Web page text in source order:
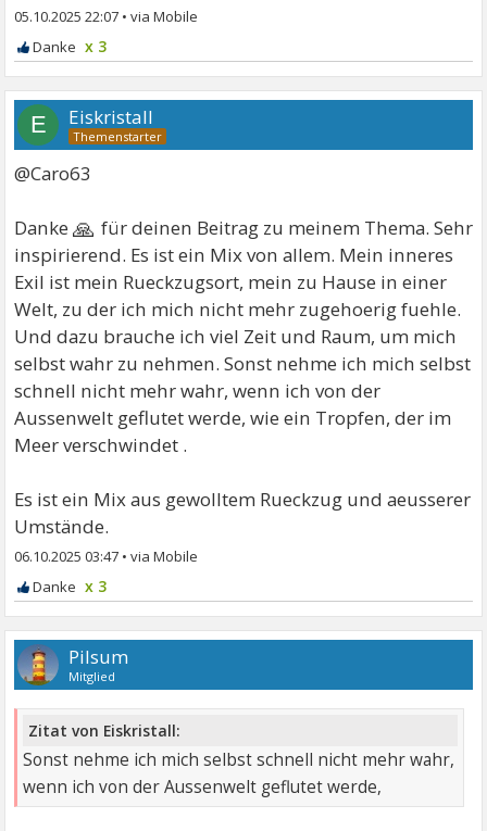
05.10.2025 22:07 •
x 3
E Eiskristall
@Caro63
Danke🙏 für deinen Beitrag zu meinem Thema. Sehr
inspirierend. Es ist ein Mix von allem. Mein inneres
Exil ist mein Rueckzugsort, mein zu Hause in einer
Welt, zu der ich mich nicht mehr zugehoerig fuehle.
Und dazu brauche ich viel Zeit und Raum, um mich
selbst wahr zu nehmen. Sonst nehme ich mich selbst
schnell nicht mehr wahr, wenn ich von der
Aussenwelt geflutet werde, wie ein Tropfen, der im
Meer verschwindet .
Es ist ein Mix aus gewolltem Rueckzug und aeusserer
Umstände.
06.10.2025 03:47 •
x 3
Pilsum
Mitglied
Zitat von Eiskristall:
Sonst nehme ich mich selbst schnell nicht mehr wahr,
wenn ich von der Aussenwelt geflutet werde,